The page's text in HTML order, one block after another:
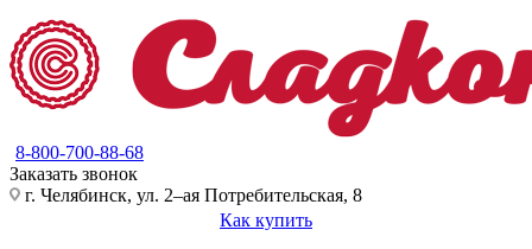
8-800-700-88-68
Заказать звонок
г. Челябинск, ул. 2–ая Потребительская, 8
Как купить